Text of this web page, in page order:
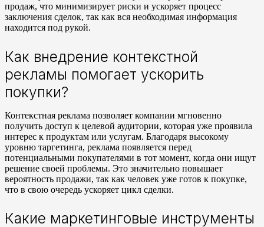
продаж, что минимизирует риски и ускоряет процесс
заключения сделок, так как вся необходимая информация
находится под рукой.
Как внедрение контекстной
рекламы помогает ускорить
покупки?
Контекстная реклама позволяет компании мгновенно
получить доступ к целевой аудитории, которая уже проявила
интерес к продуктам или услугам. Благодаря высокому
уровню таргетинга, реклама появляется перед
потенциальными покупателями в тот момент, когда они ищут
решение своей проблемы. Это значительно повышает
вероятность продажи, так как человек уже готов к покупке,
что в свою очередь ускоряет цикл сделки.
Какие маркетинговые инструменты